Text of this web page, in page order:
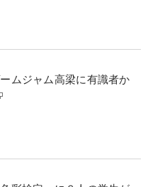
ムジャム高梁に有識者か